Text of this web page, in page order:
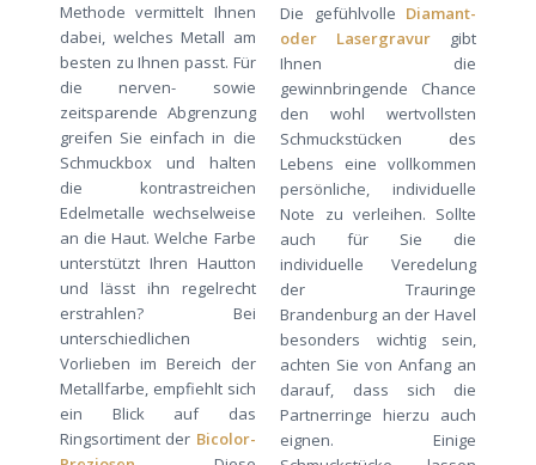
Methode vermittelt Ihnen
dabei, welches Metall am
besten zu Ihnen passt. Für
die nerven- sowie
zeitsparende Abgrenzung
greifen Sie einfach in die
Schmuckbox und halten
die kontrastreichen
Edelmetalle wechselweise
an die Haut. Welche Farbe
unterstützt Ihren Hautton
und lässt ihn regelrecht
erstrahlen? Bei
unterschiedlichen
Vorlieben im Bereich der
Metallfarbe, empfiehlt sich
ein Blick auf das
Ringsortiment der Bicolor-
Die gefühlvolle Diamant-
oder Lasergravur gibt
Ihnen die
gewinnbringende Chance
den wohl wertvollsten
Schmuckstücken des
Lebens eine vollkommen
persönliche, individuelle
Note zu verleihen. Sollte
auch für Sie die
individuelle Veredelung
der Trauringe
Brandenburg an der Havel
besonders wichtig sein,
achten Sie von Anfang an
darauf, dass sich die
Partnerringe hierzu auch
eignen. Einige